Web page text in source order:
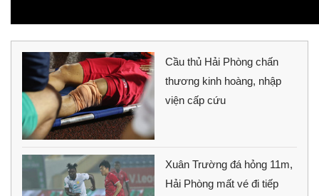
Cầu thủ Hải Phòng chấn
thương kinh hoàng, nhập
viện cấp cứu
Xuân Trường đá hỏng 11m,
Hải Phòng mất vé đi tiếp